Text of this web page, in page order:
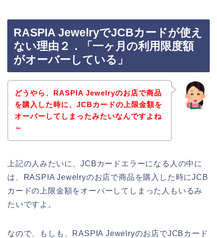
RASPIA JewelryでJCBカードが使え
ない理由２．「一ヶ月の利用限度額
がオーバーしている」
どうやら、RASPIA Jewelryのお店で商品
を購入した時に、JCBカードの上限金額を
オーバーしてしまったみたいなんですよね
～
上記の人みたいに、JCBカードエラーになる人の中に
は、RASPIA Jewelryのお店で商品を購入した時にJCB
カードの上限金額をオーバーしてしまった人もいるみ
たいですよ。
なので、もしも、RASPIA Jewelryのお店でJCBカード